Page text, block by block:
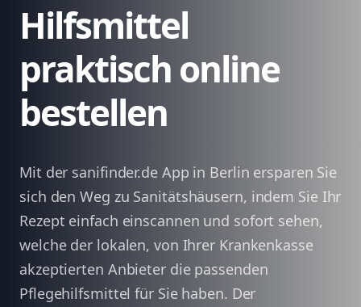
Hilfsmittel
praktisch online
bestellen
Mit der sanifinder.de App in Berlin ersparen Sie
sich den Weg zu Sanitätshäusern, indem Sie Ihr
Rezept einfach einscannen und sofort sehen,
welche der lokalen, von Ihrer Krankenkasse
akzeptierten Anbieter die passenden
Pflegehilfsmittel für Sie haben. Der